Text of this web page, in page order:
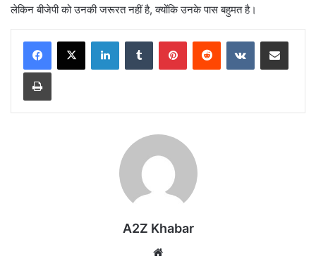
लेकिन बीजेपी को उनकी जरूरत नहीं है, क्योंकि उनके पास बहुमत है।
LinkedInTumblr PinterestReddit VKontakteShare via Email
Print
A2Z Khabar